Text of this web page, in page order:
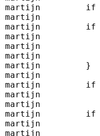
martijn
martijn
martijn
martijn
martijn
martijn
martijn
martijn
martijn
martijn
martijn
martijn
martijn
martijn